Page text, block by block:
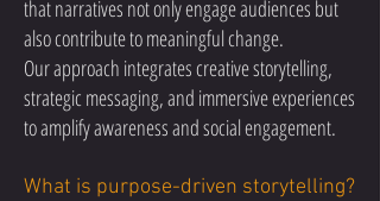
that narratives not only engage audiences but
also contribute to meaningful change.
Our approach integrates creative storytelling,
strategic messaging, and immersive experiences
to amplify awareness and social engagement.
What is purpose-driven storytelling?